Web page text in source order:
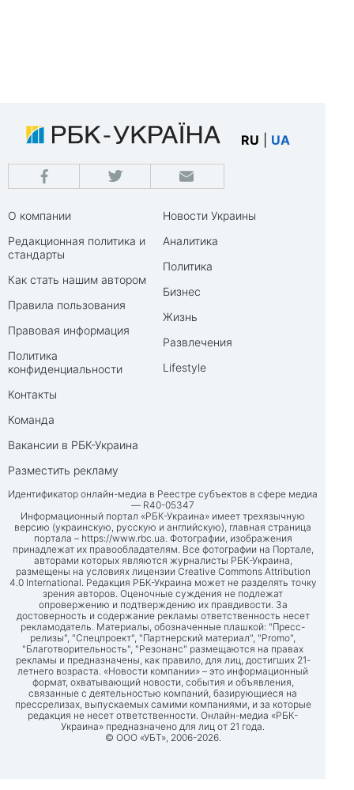
RU UA
О компании
Редакционная политика и
стандарты
Как стать нашим автором
Правила пользования
Правовая информация
Политика
конфиденциальности
Контакты
Команда
Вакансии в РБК-Украина
Разместить рекламу
Новости Украины
Аналитика
Политика
Бизнес
Жизнь
Развлечения
Lifestyle
Идентификатор онлайн-медиа в Реестре субъектов в сфере медиа
— R40-05347
Информационный портал «РБК-Украина» имеет трехязычную
версию (украинскую, русскую и английскую), главная страница
портала – https://www.rbc.ua. Фотографии, изображения
принадлежат их правообладателям. Все фотографии на Портале,
авторами которых являются журналисты РБК-Украина,
размещены на условиях лицензии Creative Commons Attribution
4.0 International. Редакция РБК-Украина может не разделять точку
зрения авторов. Оценочные суждения не подлежат
опровержению и подтверждению их правдивости. За
достоверность и содержание рекламы ответственность несет
рекламодатель. Материалы, обозначенные плашкой: "Пресс-
релизы", "Спецпроект", "Партнерский материал", "Promo",
"Благотворительность", "Резонанс" размещаются на правах
рекламы и предназначены, как правило, для лиц, достигших 21-
летнего возраста. «Новости компании» – это информационный
формат, охватывающий новости, события и объявления,
связанные с деятельностью компаний, базирующиеся на
прессрелизах, выпускаемых самими компаниями, и за которые
редакция не несет ответственности. Онлайн-медиа «РБК-
Украина» предназначено для лиц от 21 года.
© ООО «УБТ», 2006-2026.